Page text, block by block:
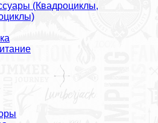
(Квадроциклы,